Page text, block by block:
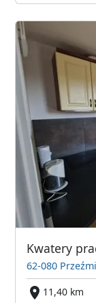
Kwatery
62-080
11,40 km